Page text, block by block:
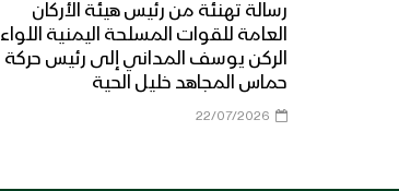
رسالة تهنئة من رئيس هيئة الأركان
العامة للقوات المسلحة اليمنية اللواء
الركن يوسف المداني إلى رئيس حركة
حماس المجاهد خليل الحية
22/07/2026